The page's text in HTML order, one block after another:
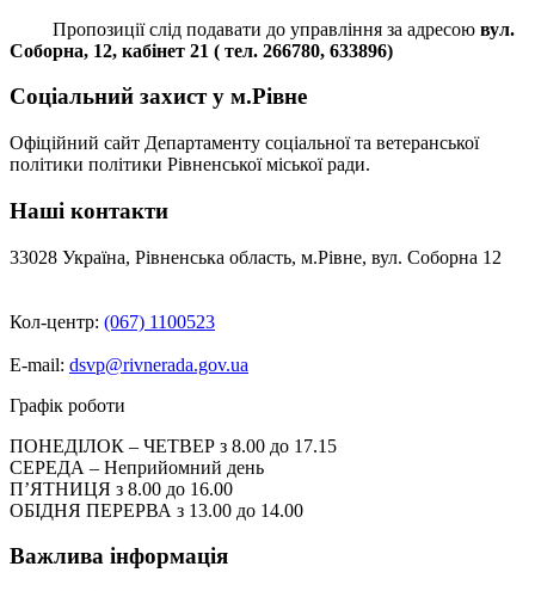
Пропозиції слід подавати до управління за адресою вул.
Соборна, 12, кабінет 21 ( тел. 266780, 633896)
Соціальний захист у м.Рівне
Офіційний сайт Департаменту соціальної та ветеранської
політики політики Рівненської міської ради.
Наші контакти
33028 Україна, Рівненська область, м.Рівне, вул. Соборна 12
Кол-центр: (067) 1100523
E-mail: dsvp@rivnerada.gov.ua
Графік роботи
ПОНЕДІЛОК – ЧЕТВЕР з 8.00 до 17.15
СЕРЕДА – Неприйомний день
П’ЯТНИЦЯ з 8.00 до 16.00
ОБІДНЯ ПЕРЕРВА з 13.00 до 14.00
Важлива інформація